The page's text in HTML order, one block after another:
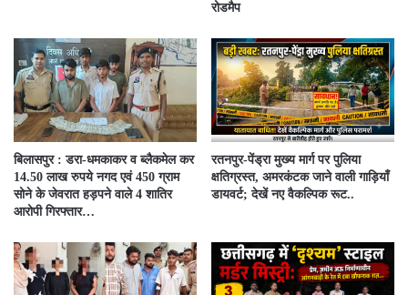
रोडमैप
बिलासपुर : डरा-धमकाकर व ब्लैकमेल कर
14.50 लाख रुपये नगद एवं 450 ग्राम
सोने के जेवरात हड़पने वाले 4 शातिर
आरोपी गिरफ्तार…
रतनपुर-पेंड्रा मुख्य मार्ग पर पुलिया
क्षतिग्रस्त, अमरकंटक जाने वाली गाड़ियाँ
डायवर्ट; देखें नए वैकल्पिक रूट..